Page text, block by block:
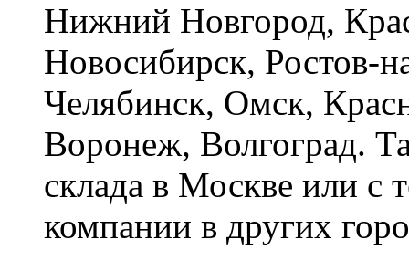
Нижний Новгород,
Новосибирск, Ростов-
Челябинск, Омск,
Воронеж, Волгоград.
склада в Москве или с
компании в других